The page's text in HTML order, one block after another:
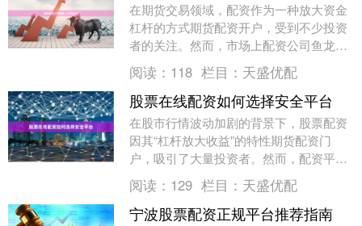
在期货交易领域，配资作为一种放大资金
杠杆的方式期货配资开户，受到不少投资
者的关注。然而，市场上配资公司鱼龙混
杂，如何找到一家**正规低息**的期货配
资公司，成为....
阅读： 118 栏目： 天盛优配
股票在线配资如何选择安全平台
在股市行情波动加剧的背景下，股票配资
因其“杠杆放大收益”的特性期货配资门
户，吸引了大量投资者。然而，配资平台
鱼龙混杂，一旦选错平台，不仅可能损失
本金，更可能陷入....
阅读： 129 栏目： 天盛优配
宁波股票配资正规平台推荐指南